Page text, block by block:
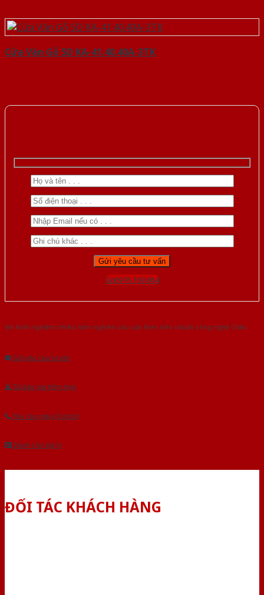
Cửa Vân Gỗ 5D KA-41.40.40A-3TK
Gọi 0976.169.864
Với kinh nghiệm nhiêu năm nghiên cứu cửa theo tiêu chuẩn công nghệ Châu
Gửi yêu cầu tư vấn
Tải báo giá tổng hợp
Yêu cầu gọi lại (3 phút)
Dành cho đại lý
ĐỐI TÁC KHÁCH HÀNG